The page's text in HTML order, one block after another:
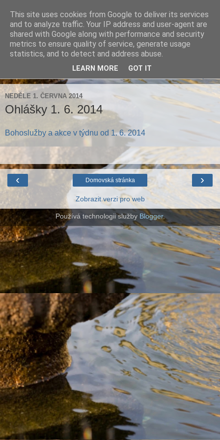
Farnost Brtnice
Aktuální informace pro farnosti Střížov a Brtnice
NEDĚLE 1. ČERVNA 2014
Ohlášky 1. 6. 2014
Bohoslužby a akce v týdnu od 1. 6. 2014
‹ ›
Domovská stránka
Zobrazit verzi pro web
Používá technologii služby Blogger.
This site uses cookies from Google to deliver its services
and to analyze traffic. Your IP address and user-agent are
shared with Google along with performance and security
metrics to ensure quality of service, generate usage
statistics, and to detect and address abuse.
LEARN MORE GOT IT